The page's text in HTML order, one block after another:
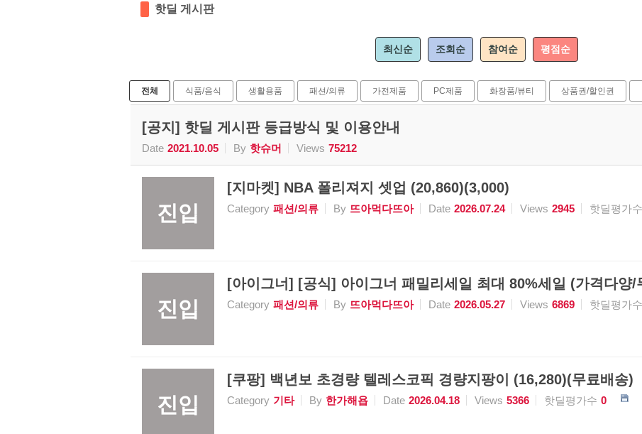
핫딜 게시판
최신순 조회순 참여순 평점순
전체 식품/음식 생활용품 패션/의류 가전제품 PC제품 화장품/뷰티 상품권/할인권
[공지] 핫딜 게시판 등급방식 및 이용안내
Date 2021.10.05 By 핫슈머 Views 75212
진입
[지마켓] NBA 폴리져지 셋업 (20,860)(3,000)
Category 패션/의류 By 뜨아먹다뜨아 Date 2026.07.24 Views 2945 핫딜평가수
진입
[아이그너] [공식] 아이그너 패밀리세일 최대 80%세일 (가격다양/
Category 패션/의류 By 뜨아먹다뜨아 Date 2026.05.27 Views 6869 핫딜평가수
진입
[쿠팡] 백년보 초경량 텔레스코픽 경량지팡이 (16,280)(무료배송)
Category 기타 By 한가해욥 Date 2026.04.18 Views 5366 핫딜평가수 0